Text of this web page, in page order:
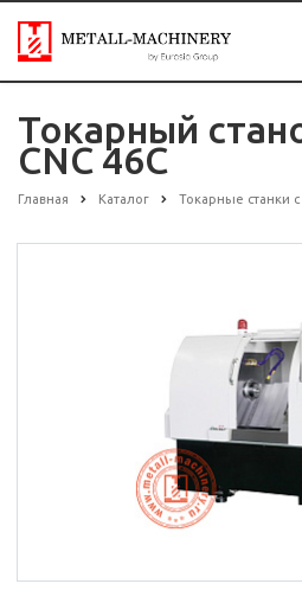
Токарный
CNC 46C
Главная Каталог Токарные станки